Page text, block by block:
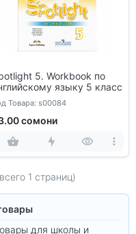
5. Workbook по
языку 5 класс
Товара: s00084
сомони
1 страниц)
для школы и